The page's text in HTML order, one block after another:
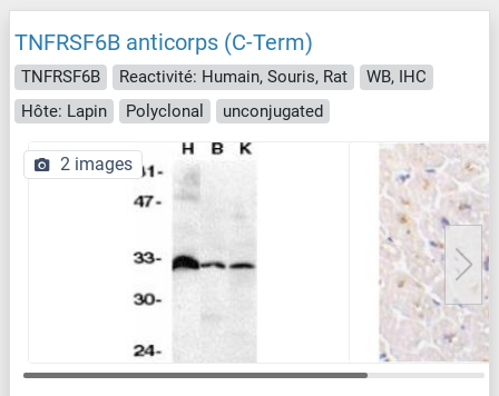
TNFRSF6B anticorps (C-Term)
TNFRSF6B Reactivité: Humain, Souris, Rat
WB, IHC
Hôte: Lapin
Polyclonal unconjugated
2 images